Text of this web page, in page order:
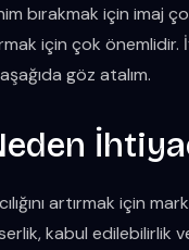
bırakmak için imaj
için çok
göz atalım.
artırmak için
kabul edilebilirlik